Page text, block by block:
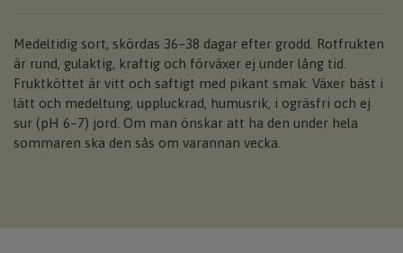
Medeltidig sort, skördas 36–38 dagar efter grodd. Rotfrukten
är rund, gulaktig, kraftig och förväxer ej under lång tid.
Fruktköttet är vitt och saftigt med pikant smak. Växer bäst i
lätt och medeltung, uppluckrad, humusrik, i ogräsfri och ej
sur (pH 6–7) jord. Om man önskar att ha den under hela
sommaren ska den sås om varannan vecka.